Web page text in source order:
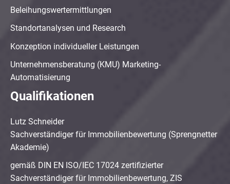
Beleihungswertermittlungen
Standortanalysen und Research
Konzeption individueller Leistungen
Unternehmensberatung (KMU) Marketing-
Automatisierung
Qualifikationen
Lutz Schneider
Sachverständiger für Immobilienbewertung (Sprengnetter
Akademie)
gemäß DIN EN ISO/IEC 17024 zertifizierter
Sachverständiger für Immobilienbewertung, ZIS